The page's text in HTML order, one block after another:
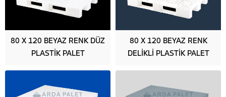
80 X 120 BEYAZ RENK DÜZ
PLASTİK PALET
80 X 120 BEYAZ RENK
DELİKLİ PLASTİK PALET